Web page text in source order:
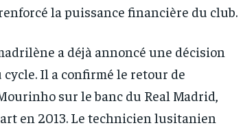
la puissance financière du club.
a déjà annoncé une décision
Il a confirmé le retour de
sur le banc du Real Madrid,
en 2013. Le technicien lusitanien